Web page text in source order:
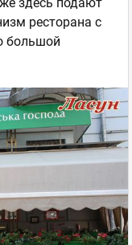
ресторана с
большой